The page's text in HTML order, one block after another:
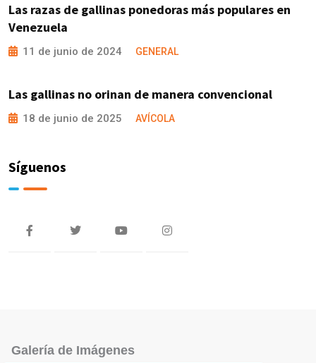
Las razas de gallinas ponedoras más populares en
Venezuela
11 de junio de 2024 GENERAL
Las gallinas no orinan de manera convencional
18 de junio de 2025 AVÍCOLA
Síguenos
Galería de Imágenes